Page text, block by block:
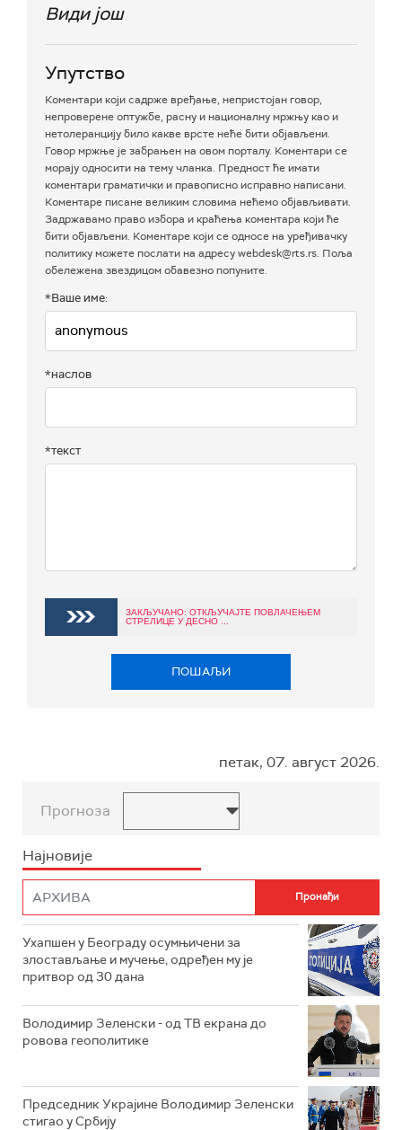
Види још
Упутство
Коментари који садрже вређање, непристојан говор,
непроверене оптужбе, расну и националну мржњу као и
нетолеранцију било какве врсте неће бити објављени.
Говор мржње је забрањен на овом порталу. Коментари се
морају односити на тему чланка. Предност ће имати
коментари граматички и правописно исправно написани.
Коментаре писане великим словима нећемо објављивати.
Задржавамо право избора и краћења коментара који ће
бити објављени. Коментаре који се односе на уређивачку
политику можете послати на адресу webdesk@rts.rs. Поља
обележена звездицом обавезно попуните.
*Ваше име:
*наслов
*текст
ЗАКЉУЧАНО: ОТКЉУЧАЈТЕ ПОВЛАЧЕЊЕМ
СТРЕЛИЦЕ У ДЕСНО ...
ПОШАЉИ
петак, 07. август 2026.
Прогноза
Најновије
Ухапшен у Београду осумњичени за
злостављање и мучење, одређен му је
притвор од 30 дана
Володимир Зеленски - од ТВ екрана до
ровова геополитике
Председник Украјине Володимир Зеленски
стигао у Србију